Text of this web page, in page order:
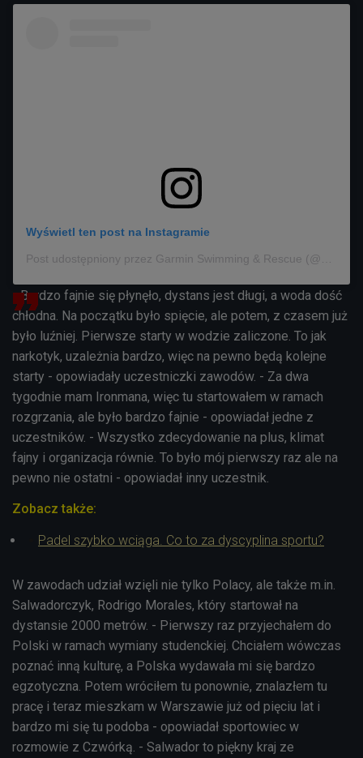
Wyświetl ten post na Instagramie
- Bardzo fajnie się płynęło, dystans jest długi, a woda dość
chłodna. Na początku było spięcie, ale potem, z czasem już
było luźniej. Pierwsze starty w wodzie zaliczone. To jak
narkotyk, uzależnia bardzo, więc na pewno będą kolejne
starty - opowiadały uczestniczki zawodów. - Za dwa
tygodnie mam Ironmana, więc tu startowałem w ramach
rozgrzania, ale było bardzo fajnie - opowiadał jedne z
uczestników. - Wszystko zdecydowanie na plus, klimat
fajny i organizacja równie. To było mój pierwszy raz ale na
pewno nie ostatni - opowiadał inny uczestnik.
Zobacz także:
Padel szybko wciąga. Co to za dyscyplina sportu?
W zawodach udział wzięli nie tylko Polacy, ale także m.in.
Salwadorczyk, Rodrigo Morales, który startował na
dystansie 2000 metrów. - Pierwszy raz przyjechałem do
Polski w ramach wymiany studenckiej. Chciałem wówczas
poznać inną kulturę, a Polska wydawała mi się bardzo
egzotyczna. Potem wróciłem tu ponownie, znalazłem tu
pracę i teraz mieszkam w Warszawie już od pięciu lat i
bardzo mi się tu podoba - opowiadał sportowiec w
rozmowie z Czwórką. - Salwador to piękny kraj ze